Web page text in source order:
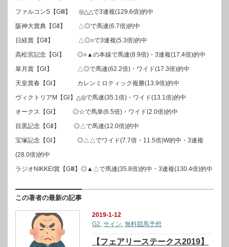
ファルコンS【GⅢ】 ◎△△で3連複(129.6倍)的中
阪神大賞典【GⅡ】 △◎で馬連(6.7倍)的中
日経賞【GⅡ】 △◎○で3連複(5.3倍)的中
高松宮記念【GⅠ】 ◎○▲の本線で馬連(8.9倍)・3連複(17.4倍)的中
皐月賞【GⅠ】 △◎で馬連(62.2倍)・ワイド(17.3倍)的中
天皇賞春【GⅠ】 カレンミロティック複勝(13.9倍)的中
ヴィクトリアM【GⅠ】△◎で馬連(35.1倍)・ワイド(13.1倍)的中
オークス【GⅠ】 ◎☆で馬単(6.5倍)・ワイド(2.0倍)的中
目黒記念【GⅡ】 ◎△で馬連(12.0倍)的中
宝塚記念【GⅠ】 ◎△△でワイド(7.7倍・11.5倍)W的中・3連複
(28.0倍)的中
ラジオNIKKEI賞【GⅢ】◎▲△で馬連(35.8倍)的中・3連複(130.4倍)的中
この著者の最新の記事
2019-1-12
G2,サイン,無料競馬予想
【フェアリーステークス2019】